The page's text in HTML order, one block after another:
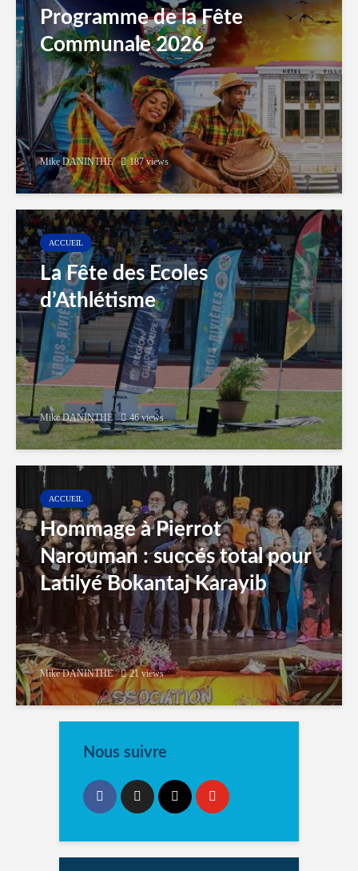
Programme de la Fête
Communale 2026
Mike DANINTHE 187 views
ACCUEIL
La Fête des Ecoles
d’Athlétisme
Mike DANINTHE 46 views
ACCUEIL
Hommage à Pierrot
Narouman : succés total pour
Latilyé Bokantaj Karayib
Mike DANINTHE 21 views
Nous suivre